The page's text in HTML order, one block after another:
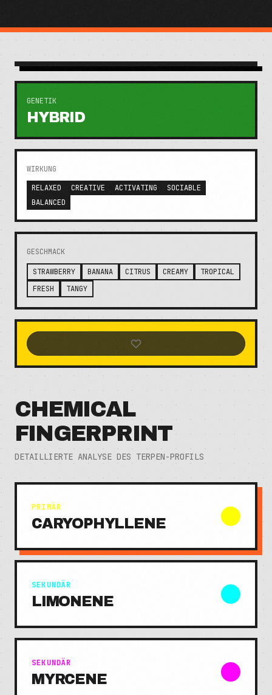
GENETIK
HYBRID
WIRKUNG
RELAXED
CREATIVE ACTIVATING
SOCIABLE
BALANCED
GESCHMACK
STRAWBERRY BANANA CITRUS CREAMY
TROPICAL
FRESH
TANGY
CHEMICAL
FINGERPRINT
DETAILLIERTE ANALYSE DES TERPEN-PROFILS
PRIMÄR
CARYOPHYLLENE
SEKUNDÄR
LIMONENE
SEKUNDÄR
MYRCENE